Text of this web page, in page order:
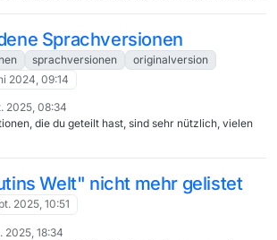
posten und nicht ein anderer Thread kappern, bei
um etwas Anderes ging (du hast ja selbst
die Sendungen auch in MV fehlen – also ist es kein
Und googeln könnte man auch: Mit
"the war" sieht man schnell,
deiner Folgen schon 2-mal gemeldet wurde.
Sprachversionen
sprachversionen
originalversion
2024, 09:14
2025, 08:34
die du geteilt hast, sind sehr nützlich, vielen
Welt" nicht mehr gelistet
2025, 10:51
2025, 18:34